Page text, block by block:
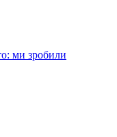
ми зробили